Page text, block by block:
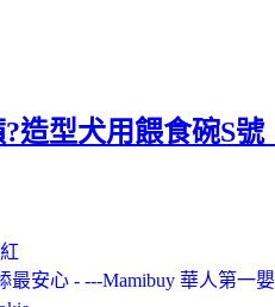
造型犬用餵食碗S號
安心 - ---Mamibuy 華人第一